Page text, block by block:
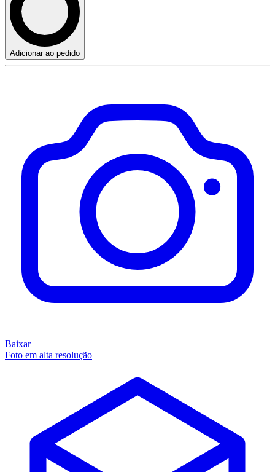
Adicionar ao pedido
Baixar
Foto em alta resolução